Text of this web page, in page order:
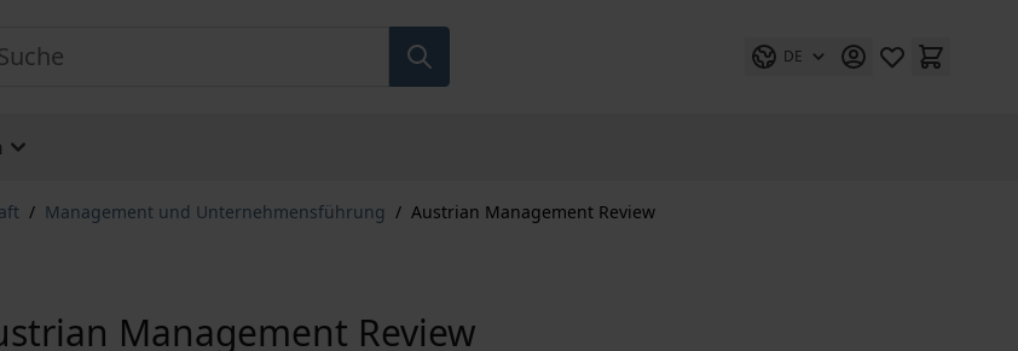
DE
/ Management und Unternehmensführung / Austrian Management Review
Management Review